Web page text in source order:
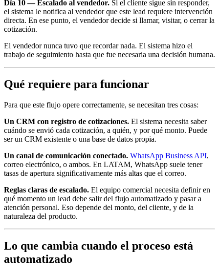
Día 10 — Escalado al vendedor. Si el cliente sigue sin responder,
el sistema le notifica al vendedor que este lead requiere intervención
directa. En ese punto, el vendedor decide si llamar, visitar, o cerrar la
cotización.
El vendedor nunca tuvo que recordar nada. El sistema hizo el
trabajo de seguimiento hasta que fue necesaria una decisión humana.
Qué requiere para funcionar
Para que este flujo opere correctamente, se necesitan tres cosas:
Un CRM con registro de cotizaciones. El sistema necesita saber
cuándo se envió cada cotización, a quién, y por qué monto. Puede
ser un CRM existente o una base de datos propia.
Un canal de comunicación conectado. WhatsApp Business API,
correo electrónico, o ambos. En LATAM, WhatsApp suele tener
tasas de apertura significativamente más altas que el correo.
Reglas claras de escalado. El equipo comercial necesita definir en
qué momento un lead debe salir del flujo automatizado y pasar a
atención personal. Eso depende del monto, del cliente, y de la
naturaleza del producto.
Lo que cambia cuando el proceso está
automatizado